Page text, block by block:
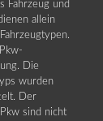
Fahrzeug und
allein
Die
wurden
Der
sind nicht